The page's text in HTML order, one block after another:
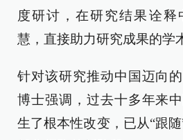
度研讨，在研究结果诠释
慧，直接助力研究成果的学
针对该研究推动中国迈向
博士强调，过去十多年来
生了根本性改变，已从“跟随